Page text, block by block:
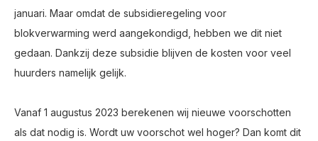
januari. Maar omdat de subsidieregeling voor
blokverwarming werd aangekondigd, hebben we dit niet
gedaan. Dankzij deze subsidie blijven de kosten voor veel
huurders namelijk gelijk.
Vanaf 1 augustus 2023 berekenen wij nieuwe voorschotten
als dat nodig is. Wordt uw voorschot wel hoger? Dan komt dit